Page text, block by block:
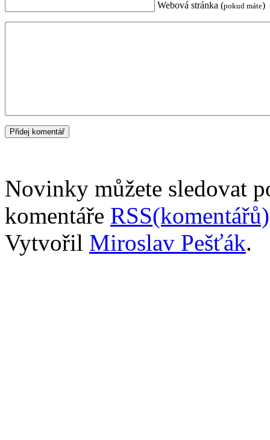
Webová stránka (pokud máte)
Novinky můžete sledovat
komentáře RSS(komentářů)
Vytvořil Miroslav Pešťák.